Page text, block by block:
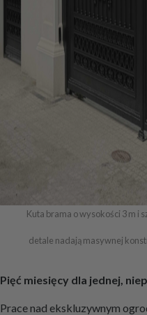
Kuta brama o wysokości 3 m i
detale nadają masywnej
Pięć miesięcy dla jednej,
Prace nad ekskluzywnym